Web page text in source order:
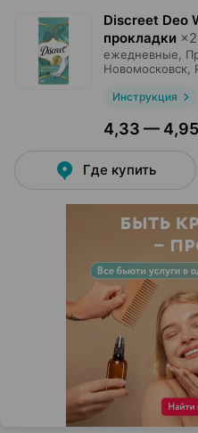
Discreet Deo
прокладки ×
ежедневные,
Новомосковск
Инструкция
4,33 —
Где купить